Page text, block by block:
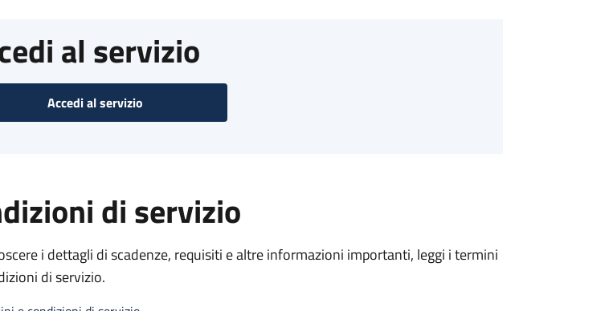
al servizio
Accedi al servizio
di servizio
i dettagli di scadenze, requisiti e altre informazioni importanti, leggi i termini
di servizio.